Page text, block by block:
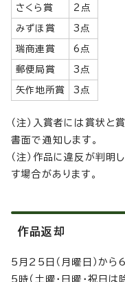
さくら賞 2点
みずほ賞 3点
瑞商連賞 6点
郵便局賞 3点
矢作地所賞 3点
（注）入賞者には賞状と
書面で通知します。
（注）作品に違反が判明
す場合があります。
作品返却
5月25日（月曜日）から
5時（土曜・日曜・祝日